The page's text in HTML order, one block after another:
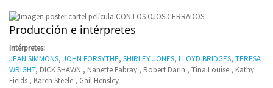
Producción e intérpretes
Intérpretes:
JEAN SIMMONS, JOHN FORSYTHE, SHIRLEY JONES, LLOYD BRIDGES, TERESA
WRIGHT, DICK SHAWN , Nanette Fabray , Robert Darin , Tina Louise , Kathy
Fields , Karen Steele , Gail Hensley